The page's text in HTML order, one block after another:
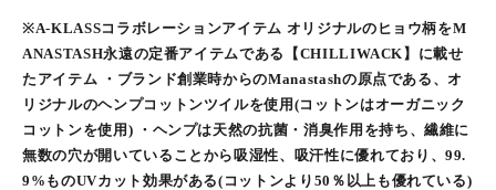
※A-KLASSコラボレーションアイテム オリジナルのヒョウ柄をM
ANASTASH永遠の定番アイテムである【CHILLIWACK】に載せ
たアイテム ・ブランド創業時からのManastashの原点である、オ
リジナルのヘンプコットンツイルを使用(コットンはオーガニック
コットンを使用) ・ヘンプは天然の抗菌・消臭作用を持ち、繊維に
無数の穴が開いていることから吸湿性、吸汗性に優れており、99.
9%ものUVカット効果がある(コットンより50％以上も優れている)